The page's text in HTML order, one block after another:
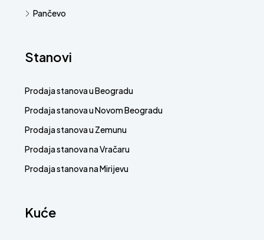
Pančevo
Stanovi
Prodaja stanova u Beogradu
Prodaja stanova u Novom Beogradu
Prodaja stanova u Zemunu
Prodaja stanova na Vračaru
Prodaja stanova na Mirijevu
Kuće